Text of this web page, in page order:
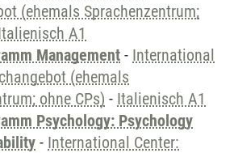
(ehemals Sprachenzentrum;
A1
Management - International
(ehemals
ohne CPs) - Italienisch A1
Psychology: Psychology
- International Center: